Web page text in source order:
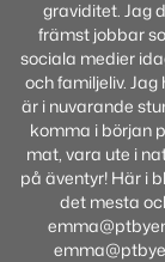
graviditet. Jag
främst jobbar
sociala medier
och familjeliv. Jag
är i nuvarande
komma i början
mat, vara ute i
på äventyr! Här i
det mesta